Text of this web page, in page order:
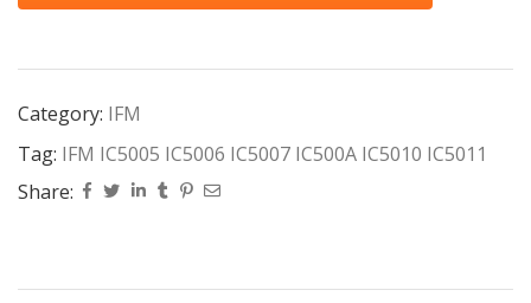
Category: IFM
Tag: IFM IC5005 IC5006 IC5007 IC500A IC5010 IC5011
Share: